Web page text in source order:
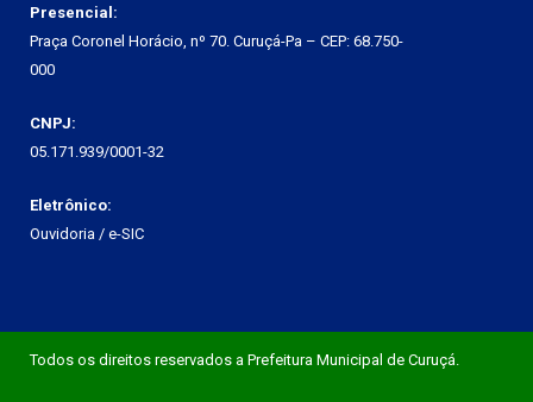
Presencial:
Praça Coronel Horácio, nº 70. Curuçá-Pa – CEP: 68.750-
000
CNPJ:
05.171.939/0001-32
Eletrônico:
Ouvidoria / e-SIC
Todos os direitos reservados a Prefeitura Municipal de Curuçá.